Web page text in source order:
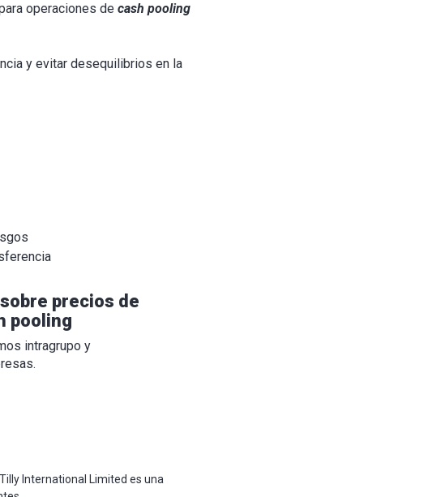
operaciones de cash pooling
y evitar desequilibrios en la
precios de
pooling
intragrupo y
International Limited es una